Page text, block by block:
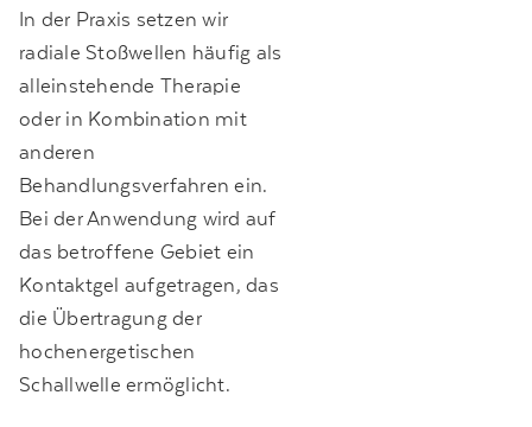
In der Praxis setzen wir
radiale Stoßwellen häufig als
alleinstehende Therapie
oder in Kombination mit
anderen
Behandlungsverfahren ein.
Bei der Anwendung wird auf
das betroffene Gebiet ein
Kontaktgel aufgetragen, das
die Übertragung der
hochenergetischen
Schallwelle ermöglicht.